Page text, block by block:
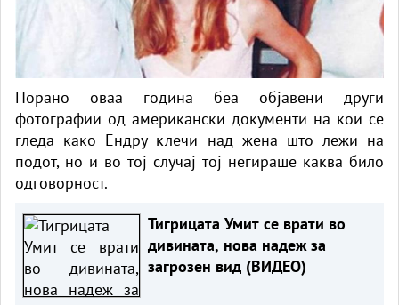
Порано оваа година беа објавени други
фотографии од американски документи на кои се
гледа како Ендру клечи над жена што лежи на
подот, но и во тој случај тој негираше каква било
одговорност.
Тигрицата Умит се врати во
дивината, нова надеж за
загрозен вид (ВИДЕО)